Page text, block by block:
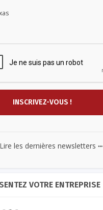
Lire les dernières newsletters ...
VOTRE ENTREPRISE